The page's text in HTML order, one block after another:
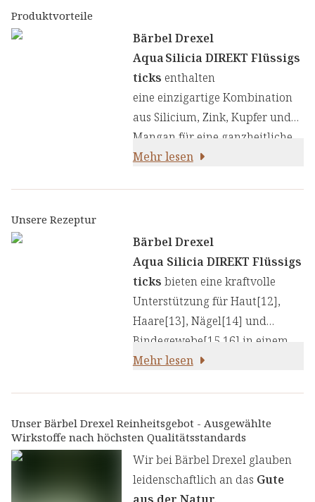
Produktvorteile
Bärbel Drexel
Aqua Silicia DIREKT Flüssigs
ticks enthalten
eine einzigartige Kombination
aus Silicium, Zink, Kupfer und
Mangan für eine ganzheitliche
Unterstützung in praktischer
Mehr lesen
Unsere Rezeptur
Bärbel Drexel
Aqua Silicia DIREKT Flüssigs
ticks bieten eine kraftvolle
Unterstützung für Haut[12],
Haare[13], Nägel[14] und
Bindegewebe[15,16] in einem
praktischen Gel-Stick. Das
und ist auch ideal für
unterwegs.
Mehr lesen
Unser Bärbel Drexel Reinheitsgebot - Ausgewählte
Wirkstoffe nach höchsten Qualitätsstandards
Wir bei Bärbel Drexel glauben
leidenschaftlich an das Gute